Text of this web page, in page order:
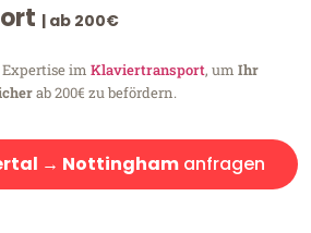
| ab 200€
im Klaviertransport, um Ihr
ab 200€ zu befördern.
→ Nottingham anfragen